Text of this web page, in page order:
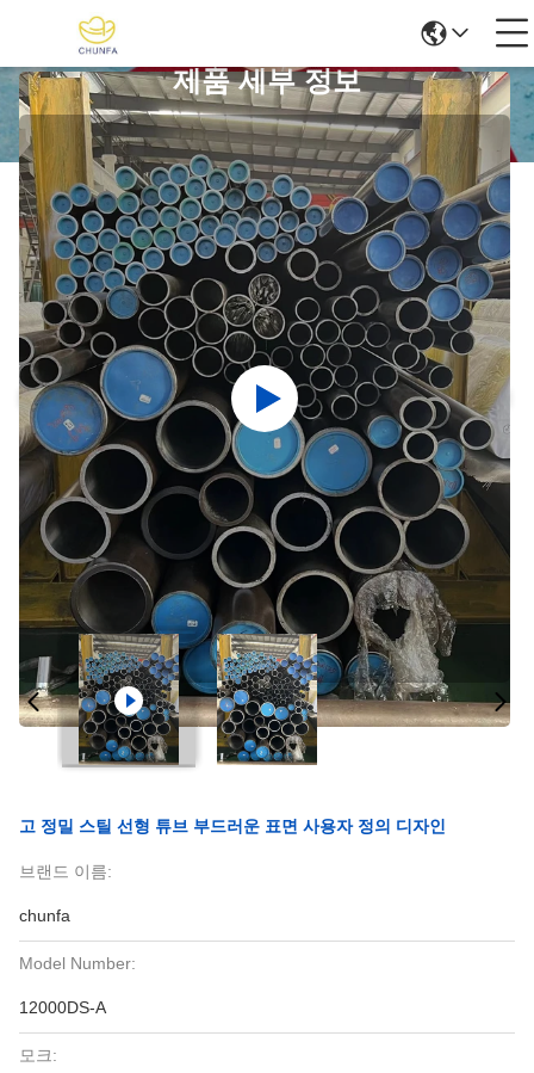
제품 세부 정보
고 정밀 스틸 선형 튜브 부드러운 표면 사용자 정의 디자인
브랜드 이름:
chunfa
Model Number:
12000DS-A
모크: